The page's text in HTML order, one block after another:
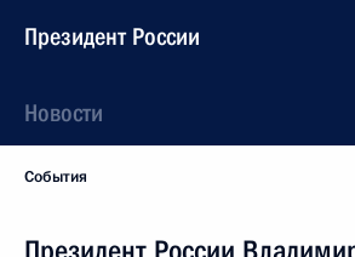
Президент России
Новости
События